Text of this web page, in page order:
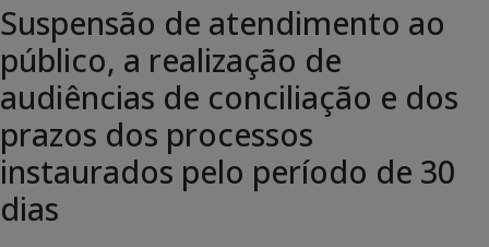
Suspensão de atendimento ao
público, a realização de
audiências de conciliação e dos
prazos dos processos
instaurados pelo período de 30
dias